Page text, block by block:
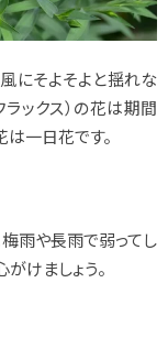
にそよそよと揺れな
ックス）の花は期間
一日花です。
梅雨や長雨で弱ってし
けましょう。